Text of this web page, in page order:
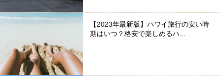
【2023年最新版】ハワイ旅行の安い時
期はいつ？格安で楽しめるハ...